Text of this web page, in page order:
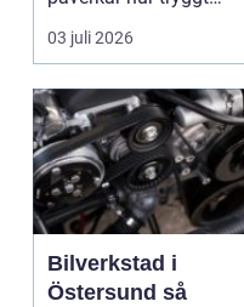
fyrhjulingen beter sig
på vä...
03 juli 2026
Bilverkstad i
Östersund så